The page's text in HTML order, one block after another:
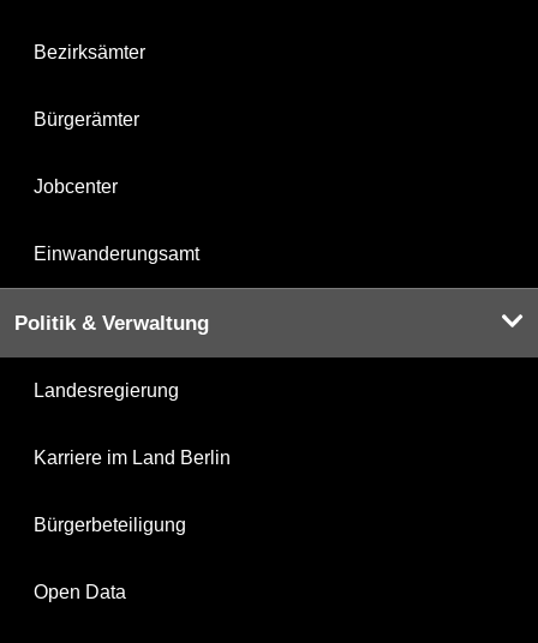
Bezirksämter
Bürgerämter
Jobcenter
Einwanderungsamt
Politik & Verwaltung
Landesregierung
Karriere im Land Berlin
Bürgerbeteiligung
Open Data